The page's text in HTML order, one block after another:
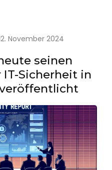
aus
CSV
erstellen
November 2024
seinen
Sicherheit in